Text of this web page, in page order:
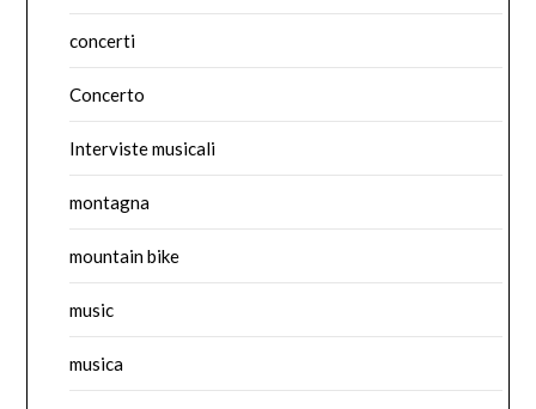
concerti
Concerto
Interviste musicali
montagna
mountain bike
music
musica